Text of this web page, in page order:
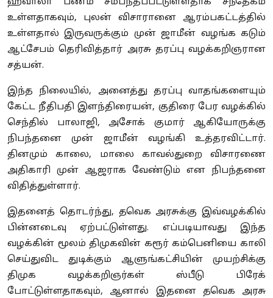
உள்ளதாகவும், புலன் விசாரானை ஆரம்பகட்டத்தில்
உள்ளதால் இருவருக்கும் முன் ஜாமீன் வழங்க கடும்
ஆட்சேபம் தெரிவித்தார் அரசு தரப்பு வழக்கறிஞரான
சத்யன்.
இந்த நிலையில், அனைத்து தரப்பு வாதங்களையும்
கேட்ட நீதிபதி இளந்திரையன், குதிரை பேர வழக்கில்
செந்தில் பாலாஜி, அசோக் குமார் ஆகியோருக்கு
நிபந்தனை முன் ஜாமீன் வழங்கி உத்தரவிட்டார்.
தினமும் காலை, மாலை காவல்துறை விசாரணை
அதிகாரி முன் ஆஜராக வேண்டும் என நிபந்தனை
விதித்துள்ளார்.
இதனைத் தொடர்ந்து, தவெக அரசுக்கு இவ்வழக்கில்
பின்னடைவு ஏற்பட்டுள்ளது. எப்படியாவது இந்த
வழக்கின் மூலம் திமுகவின் கரூர் கம்பெனியை காலி
செய்துவிட துடிக்கும் ஆளுங்கட்சியின் முயற்சிக்கு
திமுக வழக்கறிஞர்கள் ஸ்பீடு பிரேக்
போட்டுள்ளதாகவும், ஆனால் இதனை தவெக அரசு